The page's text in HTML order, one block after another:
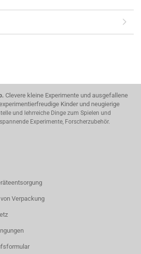
Clevere kleine Experimente und ausgefallene
Kinder und neugierige
und lehrreiche Dinge zum Spielen und
Experimente, Forscherzubehör.
Verpackung